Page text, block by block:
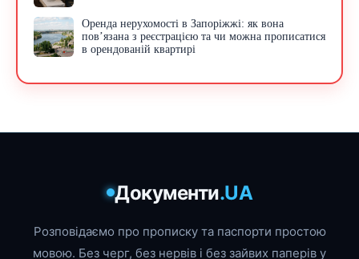
Оренда нерухомості в Запоріжжі: як вона
пов’язана з реєстрацією та чи можна прописатися
в орендованій квартирі
Документи.UA
Розповідаємо про прописку та паспорти простою
мовою. Без черг, без нервів і без зайвих паперів у